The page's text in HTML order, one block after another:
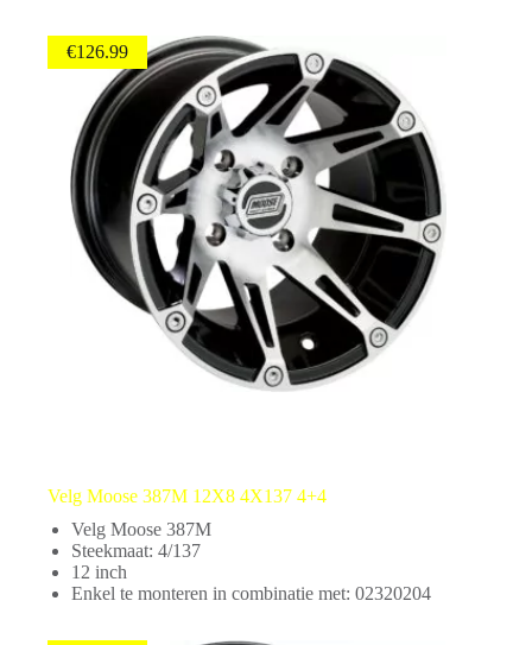
Velg Moose 387M 12X8 4X137 4+4
€126.99
Velg Moose 387M
Steekmaat: 4/137
12 inch
Enkel te monteren in combinatie met: 02320204